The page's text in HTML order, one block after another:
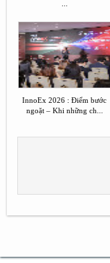
InnoEx 2026 : Điểm bước
ngoặt – Khi những ch...